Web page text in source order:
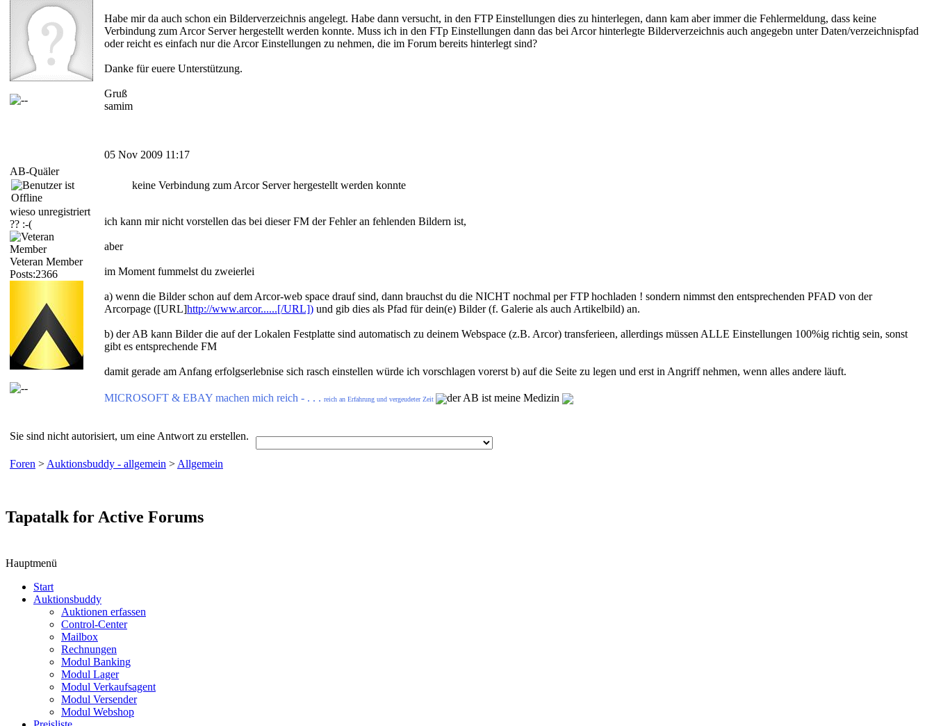
Habe mir da auch schon ein Bilderverzeichnis angelegt. Habe dann versucht, in den FTP Einstellungen dies zu hinterlegen, dann kam aber immer die Fehlermeldung, dass keine
Verbindung zum Arcor Server hergestellt werden konnte. Muss ich in den FTp Einstellungen dann das bei Arcor hinterlegte Bilderverzeichnis auch angegebn unter Daten/verzeichnispfad
oder reicht es einfach nur die Arcor Einstellungen zu nehmen, die im Forum bereits hinterlegt sind?
Danke für euere Unterstützung.
Gruß
samim
AB-Quäler
wieso unregistriert
?? :-(
Veteran Member
Posts:2366
05 Nov 2009 11:17
keine Verbindung zum Arcor Server hergestellt werden konnte
ich kann mir nicht vorstellen das bei dieser FM der Fehler an fehlenden Bildern ist,
aber
im Moment fummelst du zweierlei
a) wenn die Bilder schon auf dem Arcor-web space drauf sind, dann brauchst du die NICHT nochmal per FTP hochladen ! sondern nimmst den entsprechenden PFAD von der
Arcorpage ([URL]http://www.arcor......[/URL]) und gib dies als Pfad für dein(e) Bilder (f. Galerie als auch Artikelbild) an.
b) der AB kann Bilder die auf der Lokalen Festplatte sind automatisch zu deinem Webspace (z.B. Arcor) transferieen, allerdings müssen ALLE Einstellungen 100%ig richtig sein, sonst
gibt es entsprechende FM
damit gerade am Anfang erfolgserlebnise sich rasch einstellen würde ich vorschlagen vorerst b) auf die Seite zu legen und erst in Angriff nehmen, wenn alles andere läuft.
MICROSOFT & EBAY machen mich reich - . . . reich an Erfahrung und vergeudeter Zeit der AB ist meine Medizin
Sie sind nicht autorisiert, um eine Antwort zu erstellen.
Foren > Auktionsbuddy - allgemein > Allgemein
Tapatalk for Active Forums
Hauptmenü
Start
Auktionsbuddy
Auktionen erfassen
Control-Center
Mailbox
Rechnungen
Modul Banking
Modul Lager
Modul Verkaufsagent
Modul Versender
Modul Webshop